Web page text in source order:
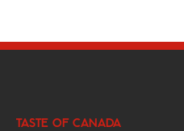
TASTE OF CANADA